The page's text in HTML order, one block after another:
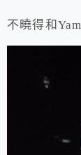
不曉得和